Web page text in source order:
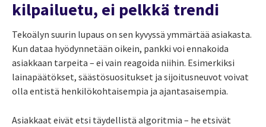
kilpailuetu, ei pelkkä trendi
Tekoälyn suurin lupaus on sen kyvyssä ymmärtää asiakasta.
Kun dataa hyödynnetään oikein, pankki voi ennakoida
asiakkaan tarpeita – ei vain reagoida niihin. Esimerkiksi
lainapäätökset, säästösuositukset ja sijoitusneuvot voivat
olla entistä henkilökohtaisempia ja ajantasaisempia.
Asiakkaat eivät etsi täydellistä algoritmia – he etsivät